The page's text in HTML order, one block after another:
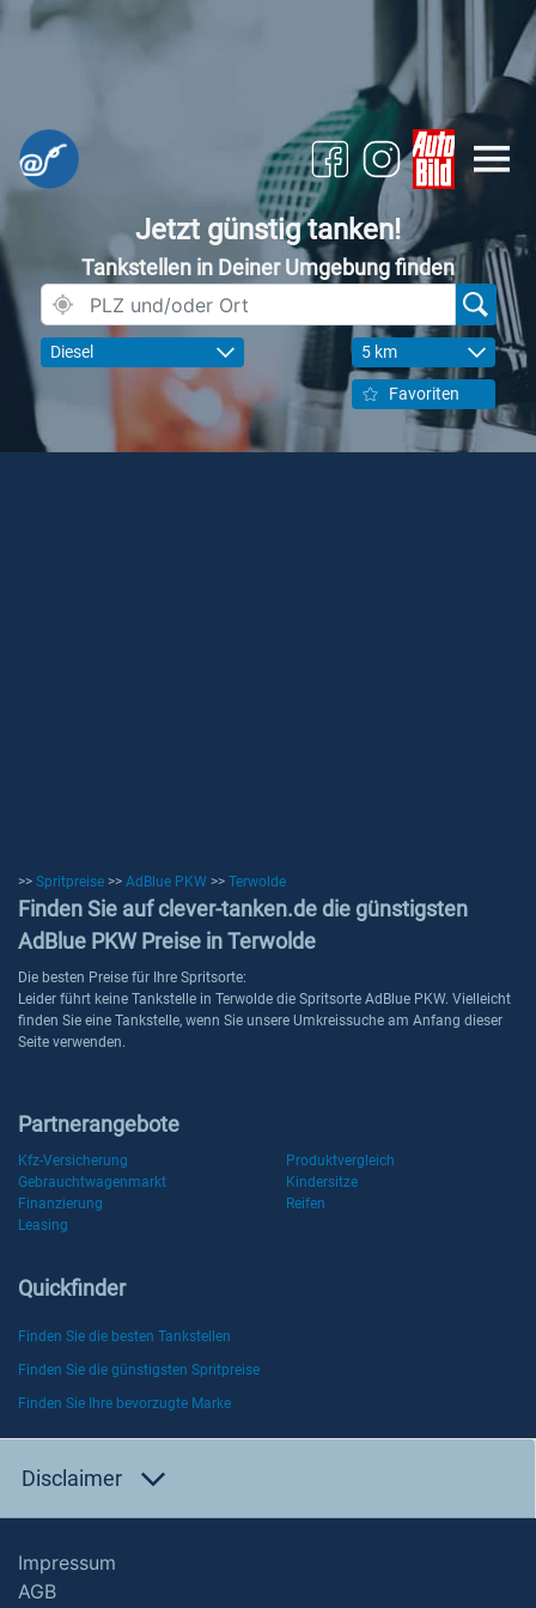
Jetzt günstig tanken!
Tankstellen in Deiner Umgebung finden
Diesel 5 km
Favoriten
>> Spritpreise >> AdBlue PKW >> Terwolde
Finden Sie auf clever-tanken.de die günstigsten
AdBlue PKW Preise in Terwolde
Die besten Preise für Ihre Spritsorte:
Leider führt keine Tankstelle in Terwolde die Spritsorte AdBlue PKW. Vielleicht
finden Sie eine Tankstelle, wenn Sie unsere Umkreissuche am Anfang dieser
Seite verwenden.
Partnerangebote
Kfz-Versicherung
Produktvergleich
Gebrauchtwagenmarkt
Kindersitze
Finanzierung
Reifen
Leasing
Quickfinder
Finden Sie die besten Tankstellen
Finden Sie die günstigsten Spritpreise
Finden Sie Ihre bevorzugte Marke
Disclaimer
Impressum
AGB